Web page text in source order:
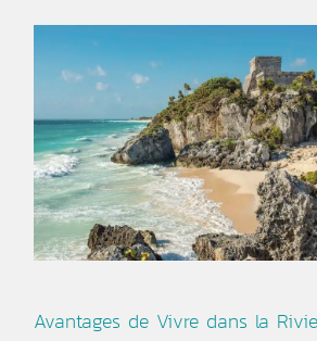
Avantages de Vivre dans la